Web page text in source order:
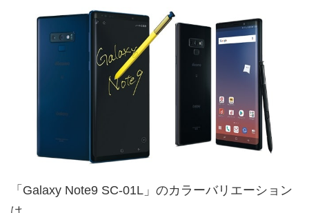
「Galaxy Note9 SC-01L」のカラーバリエーション